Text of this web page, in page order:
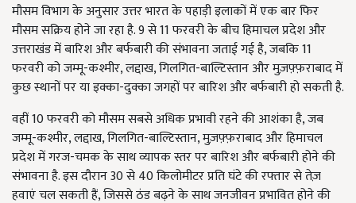
मौसम विभाग के अनुसार उत्तर भारत के पहाड़ी इलाकों में एक बार फिर
मौसम सक्रिय होने जा रहा है. 9 से 11 फरवरी के बीच हिमाचल प्रदेश और
उत्तराखंड में बारिश और बर्फबारी की संभावना जताई गई है, जबकि 11
फरवरी को जम्मू-कश्मीर, लद्दाख, गिलगित-बाल्टिस्तान और मुज़फ़्फ़राबाद में
कुछ स्थानों पर या इक्का-दुक्का जगहों पर बारिश और बर्फबारी हो सकती है.
वहीं 10 फरवरी को मौसम सबसे अधिक प्रभावी रहने की आशंका है, जब
जम्मू-कश्मीर, लद्दाख, गिलगित-बाल्टिस्तान, मुज़फ़्फ़राबाद और हिमाचल
प्रदेश में गरज-चमक के साथ व्यापक स्तर पर बारिश और बर्फबारी होने की
संभावना है. इस दौरान 30 से 40 किलोमीटर प्रति घंटे की रफ्तार से तेज़
हवाएं चल सकती हैं, जिससे ठंड बढ़ने के साथ जनजीवन प्रभावित होने की